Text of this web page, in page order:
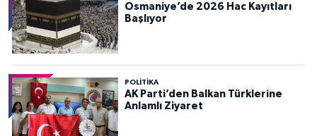
Osmaniye’de 2026 Hac Kayıtları
Başlıyor
POLITIKA
AK Parti’den Balkan Türklerine
Anlamlı Ziyaret